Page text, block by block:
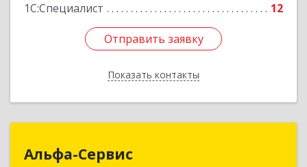
1С:Специалист
12
Отправить заявку
Показать контакты
Отправить заявку
Назад
Альфа-Сервис